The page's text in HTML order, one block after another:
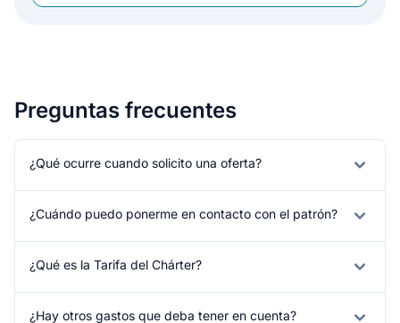
Preguntas frecuentes
¿Qué ocurre cuando solicito una oferta?
¿Cuándo puedo ponerme en contacto con el patrón?
¿Qué es la Tarifa del Chárter?
¿Hay otros gastos que deba tener en cuenta?